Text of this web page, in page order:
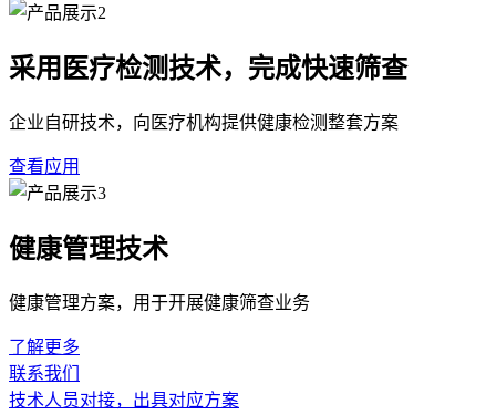
采用医疗检测技术，完成快速筛查
企业自研技术，向医疗机构提供健康检测整套方案
查看应用
健康管理技术
健康管理方案，用于开展健康筛查业务
了解更多
联系我们
技术人员对接，出具对应方案